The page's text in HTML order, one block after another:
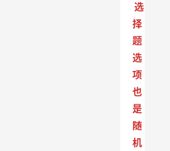
选
择
题
选
项
也
是
随
机